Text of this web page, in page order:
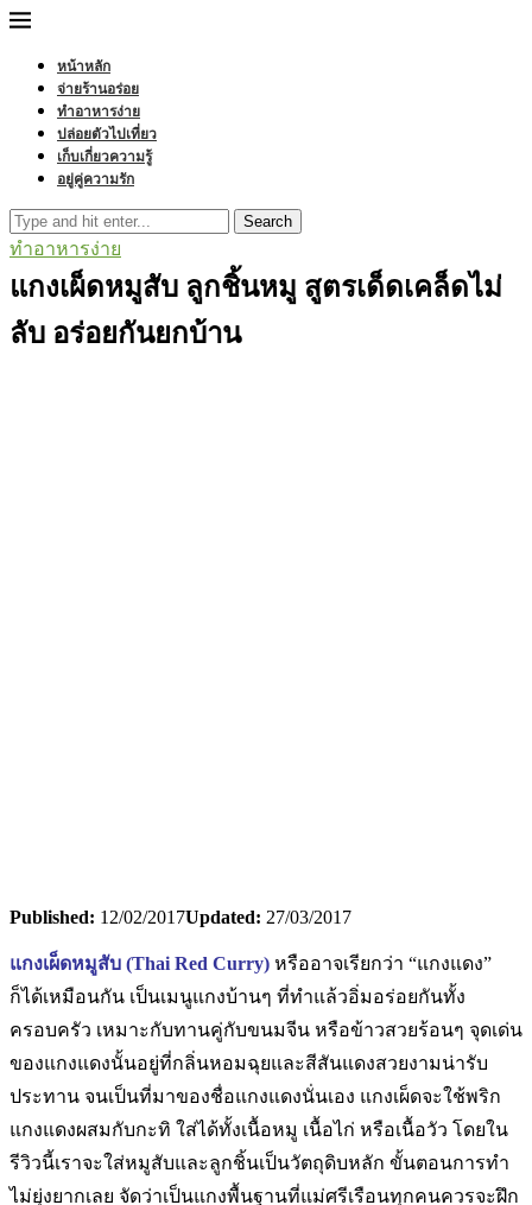
หน้าหลัก
จ่ายร้านอร่อย
ทำอาหารง่าย
ปล่อยตัวไปเที่ยว
เก็บเกี่ยวความรู้
อยู่คู่ความรัก
Search
ทำอาหารง่าย
แกงเผ็ดหมูสับ ลูกชิ้นหมู สูตรเด็ดเคล็ดไม่
ลับ อร่อยกันยกบ้าน
Published: 12/02/2017Updated: 27/03/2017
แกงเผ็ดหมูสับ (Thai Red Curry) หรืออาจเรียกว่า “แกงแดง”
ก็ได้เหมือนกัน เป็นเมนูแกงบ้านๆ ที่ทำแล้วอิ่มอร่อยกันทั้ง
ครอบครัว เหมาะกับทานคู่กับขนมจีน หรือข้าวสวยร้อนๆ จุดเด่น
ของแกงแดงนั้นอยู่ที่กลิ่นหอมฉุยและสีสันแดงสวยงามน่ารับ
ประทาน จนเป็นที่มาของชื่อแกงแดงนั่นเอง แกงเผ็ดจะใช้พริก
แกงแดงผสมกับกะทิ ใส่ได้ทั้งเนื้อหมู เนื้อไก่ หรือเนื้อวัว โดยใน
รีวิวนี้เราจะใส่หมูสับและลูกชิ้นเป็นวัตถุดิบหลัก ขั้นตอนการทำ
ไม่ยุ่งยากเลย จัดว่าเป็นแกงพื้นฐานที่แม่ศรีเรือนทุกคนควรจะฝึก